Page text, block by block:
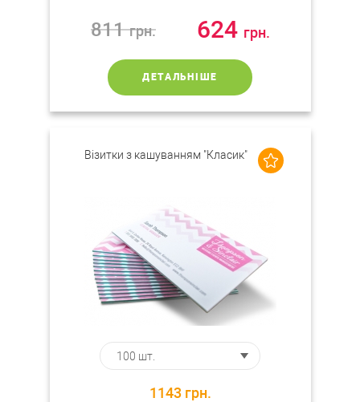
811грн. 624 грн.
ДЕТАЛЬНІШЕ
Візитки з кашуванням "Класик"
1143 грн.